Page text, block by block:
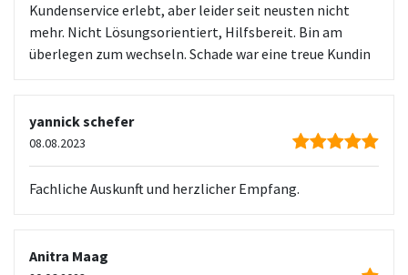
Kundenservice erlebt, aber leider seit neusten nicht
mehr. Nicht Lösungsorientiert, Hilfsbereit. Bin am
überlegen zum wechseln. Schade war eine treue Kundin
yannick schefer
08.08.2023
Fachliche Auskunft und herzlicher Empfang.
Anitra Maag